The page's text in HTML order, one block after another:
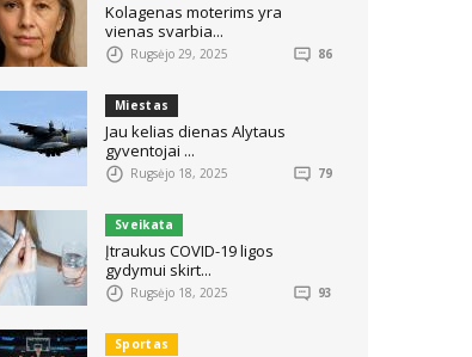
Kolagenas moterims yra
vienas svarbia...
Rugsėjo 29, 2025 86
Miestas
Jau kelias dienas Alytaus
gyventojai ...
Rugsėjo 18, 2025 79
Sveikata
Įtraukus COVID-19 ligos
gydymui skirt...
Rugsėjo 18, 2025 93
Sportas